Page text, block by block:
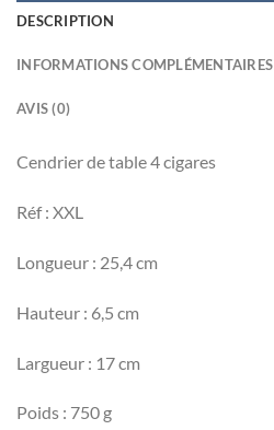
DESCRIPTION
INFORMATIONS COMPLÉMENTAIRES
AVIS (0)
Cendrier de table 4 cigares
Réf : XXL
Longueur : 25,4 cm
Hauteur : 6,5 cm
Largueur : 17 cm
Poids : 750 g